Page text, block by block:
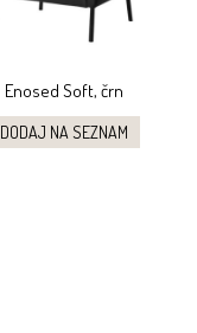
Enosed Soft, črn
DODAJ NA SEZNAM